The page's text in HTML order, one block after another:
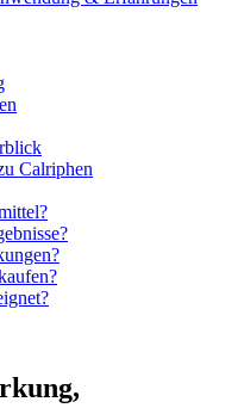
Calriphen